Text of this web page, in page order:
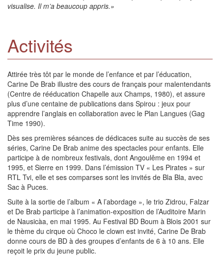
visualise. Il m’a beaucoup appris.»
Activités
Attirée très tôt par le monde de l’enfance et par l’éducation,
Carine De Brab illustre des cours de français pour malentendants
(Centre de rééducation Chapelle aux Champs, 1980), et assure
plus d’une centaine de publications dans Spirou : jeux pour
apprendre l’anglais en collaboration avec le Plan Langues (Gag
Time 1990).
Dès ses premières séances de dédicaces suite au succès de ses
séries, Carine De Brab anime des spectacles pour enfants. Elle
participe à de nombreux festivals, dont Angoulême en 1994 et
1995, et Sierre en 1999. Dans l’émission TV « Les Pirates » sur
RTL Tvi, elle et ses comparses sont les invités de Bla Bla, avec
Sac à Puces.
Suite à la sortie de l’album « A l’abordage », le trio Zidrou, Falzar
et De Brab participe à l’animation-exposition de l’Auditoire Marin
de Nausicàa, en mai 1995. Au Festival BD Boum à Blois 2001 sur
le thème du cirque où Choco le clown est invité, Carine De Brab
donne cours de BD à des groupes d’enfants de 6 à 10 ans. Elle
reçoit le prix du jeune public.